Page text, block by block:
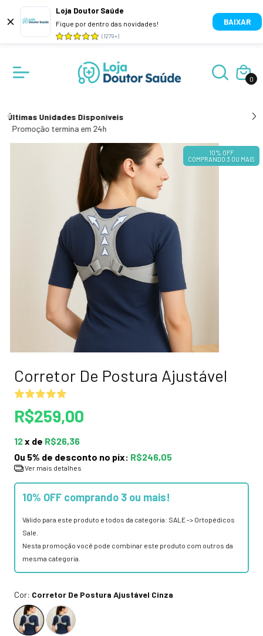
Loja Doutor Saúde
Fique por dentro das novidades!
(1279+)
BAIXAR
0
Últimas Unidades Disponíveis
Promoção termina em 24h
10% OFF
COMPRANDO 3 OU MAIS
Corretor De Postura Ajustável
R$259,00
12x de R$26,36
Ou 5% de desconto no pix: R$246,05
Ver mais detalhes
10% OFF comprando 3 ou mais!
Válido para este produto e todos da categoria: SALE -> Ortopédicos
Sale.
Nesta promoção você pode combinar este produto com outros da
mesma categoria.
Cor: Corretor De Postura Ajustável Cinza